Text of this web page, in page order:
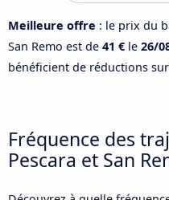
Meilleure offre : le prix du
San Remo est de 41 € le 26/
bénéficient de réductions
Fréquence des
Pescara et San